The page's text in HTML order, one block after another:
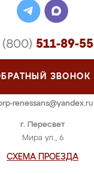
г. Пересвет
Мира ул., 6
СХЕМА ПРОЕЗДА
(800) 511-89-55
ЗВОНОК
renessans@yandex.ru